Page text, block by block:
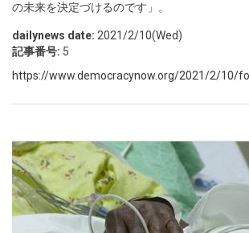
の未来を決定づけるのです」。
dailynews date: 2021/2/10(Wed)
記事番号: 5
https://www.democracynow.org/2021/2/10/